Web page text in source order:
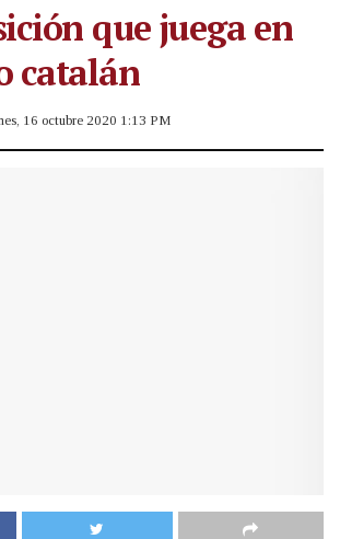
que juega en
catalán
16 octubre 2020 1:13 PM